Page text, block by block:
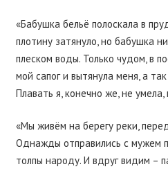
«Бабушка бельё полоскала в
плотину затянуло, но бабушка
плеском воды. Только чудом, в
мой сапог и вытянула меня, а
Плавать я, конечно же, не
«Мы живём на берегу реки,
Однажды отправились с мужем
толпы народу. И вдруг видим –